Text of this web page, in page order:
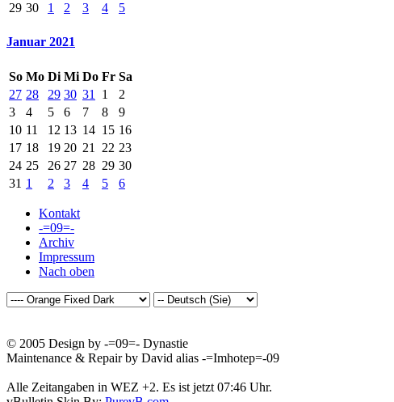
29 30 1 2 3 4 5
Januar 2021
So Mo Di Mi Do Fr Sa
27 28 29 30 31 1
2
3
4 5 6 7 8
9
10 11 12 13 14 15 16
17 18 19 20 21 22 23
24 25 26 27 28 29 30
31 1 2 3 4 5 6
Kontakt
-=09=-
Archiv
Impressum
Nach oben
© 2005 Design by -=09=- Dynastie
Maintenance & Repair by David alias -=Imhotep=-09
Alle Zeitangaben in WEZ +2. Es ist jetzt 07:46 Uhr.